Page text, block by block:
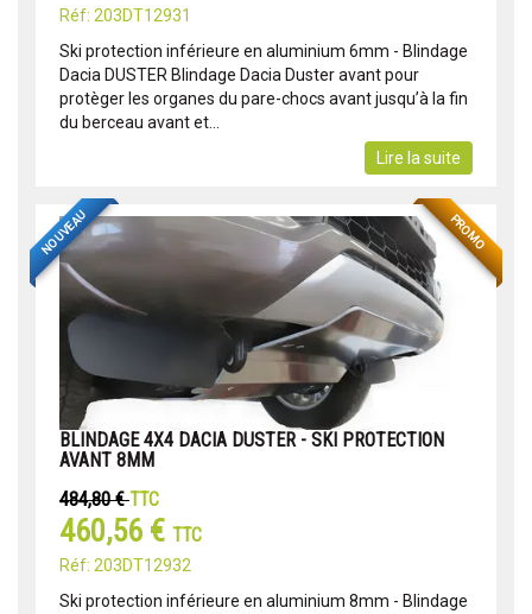
Réf: 203DT12931
Ski protection inférieure en aluminium 6mm - Blindage
Dacia DUSTER Blindage Dacia Duster avant pour
protèger les organes du pare-chocs avant jusqu’à la fin
du berceau avant et...
Lire la suite
PROMO
NOUVEAU
BLINDAGE 4X4 DACIA DUSTER - SKI PROTECTION
AVANT 8MM
484,80 €TTC
460,56 € TTC
Réf: 203DT12932
Ski protection inférieure en aluminium 8mm - Blindage